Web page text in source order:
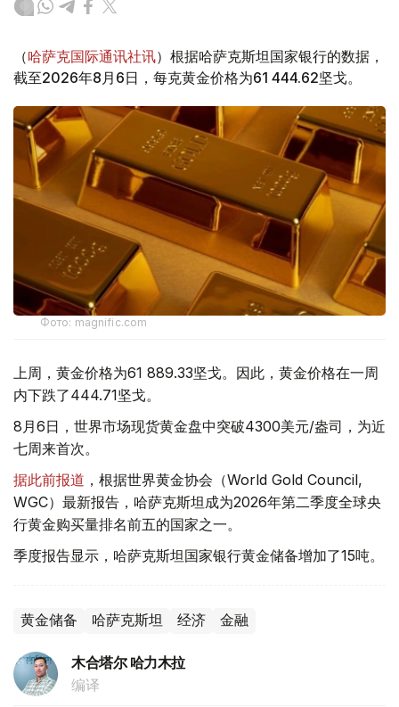
（哈萨克国际通讯社讯）根据哈萨克斯坦国家银行的数据，
截至2026年8月6日，每克黄金价格为61 444.62坚戈。
Фото: magnific.com
上周，黄金价格为61 889.33坚戈。因此，黄金价格在一周
内下跌了444.71坚戈。
8月6日，世界市场现货黄金盘中突破4300美元/盎司，为近
七周来首次。
据此前报道 ，根据世界黄金协会（World Gold Council,
WGC）最新报告，哈萨克斯坦成为2026年第二季度全球央
行黄金购买量排名前五的国家之一。
季度报告显示，哈萨克斯坦国家银行黄金储备增加了15吨。
黄金储备 哈萨克斯坦 经济 金融
木合塔尔 哈力木拉
编译